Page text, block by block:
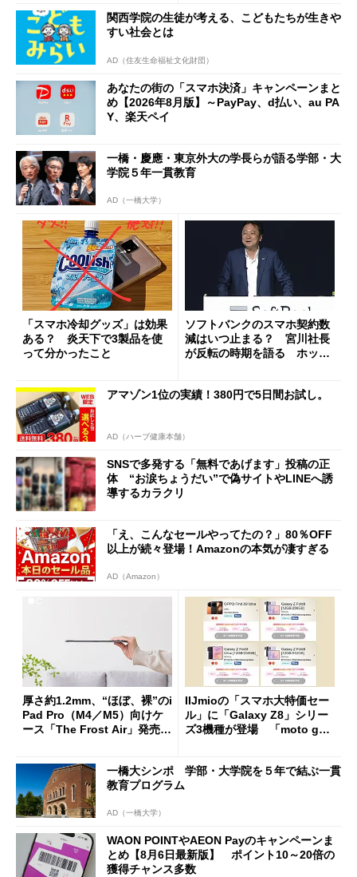
関西学院の生徒が考える、こどもたちが生きや
すい社会とは
AD（住友生命福祉文化財団）
あなたの街の「スマホ決済」キャンペーンまと
め【2026年8月版】～PayPay、d払い、au PA
Y、楽天ペイ
一橋・慶應・東京外大の学長らが語る学部・大
学院５年一貫教育
AD（一橋大学）
「スマホ冷却グッズ」は効果
ある？ 炎天下で3製品を使
って分かったこと
ソフトバンクのスマホ契約数
減はいつ止まる？ 宮川社長
が反転の時期を語る ホッピ
アマゾン1位の実績！380円で5日間お試し。
AD（ハーブ健康本舗）
SNSで多発する「無料であげます」投稿の正
体 “お涙ちょうだい”で偽サイトやLINEへ誘
導するカラクリ
「え、こんなセールやってたの？」80％OFF
以上が続々登場！Amazonの本気が凄すぎる
AD（Amazon）
厚さ約1.2mm、“ほぼ、裸”のi
Pad Pro（M4／M5）向けケ
ース「The Frost Air」発売
IIJmioの「スマホ大特価セー
ル」に「Galaxy Z8」シリー
ズ3機種が登場 「moto g37
一橋大シンポ 学部・大学院を５年で結ぶ一貫
教育プログラム
AD（一橋大学）
WAON POINTやAEON Payのキャンペーンま
とめ【8月6日最新版】 ポイント10～20倍の
獲得チャンス多数